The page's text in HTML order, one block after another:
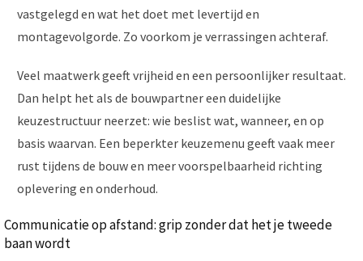
vastgelegd en wat het doet met levertijd en
montagevolgorde. Zo voorkom je verrassingen achteraf.
Veel maatwerk geeft vrijheid en een persoonlijker resultaat.
Dan helpt het als de bouwpartner een duidelijke
keuzestructuur neerzet: wie beslist wat, wanneer, en op
basis waarvan. Een beperkter keuzemenu geeft vaak meer
rust tijdens de bouw en meer voorspelbaarheid richting
oplevering en onderhoud.
Communicatie op afstand: grip zonder dat het je tweede
baan wordt